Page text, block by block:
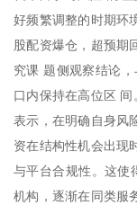
好频繁调整的时期环
股配资爆仓，超预期
究课 题侧观察结论
口内保持在高位区
表示，在明确自身风
资在结构性机会出现
与平台合规性。这使
机构，逐渐在同类服